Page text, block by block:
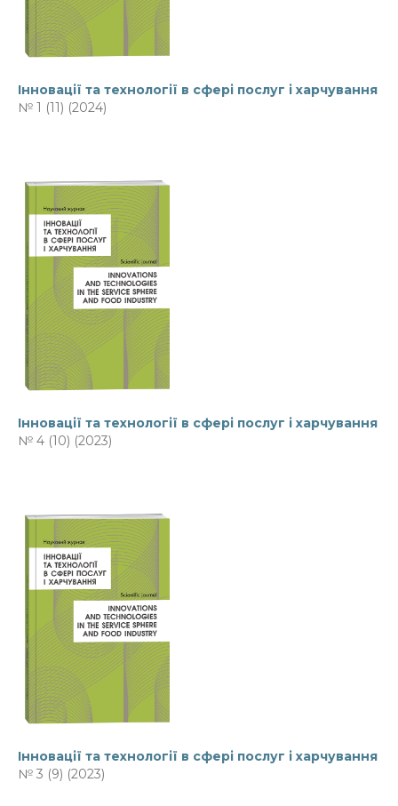
Інновації та технології в сфері послуг і харчування
№ 1 (11) (2024)
Інновації та технології в сфері послуг і харчування
№ 4 (10) (2023)
Інновації та технології в сфері послуг і харчування
№ 3 (9) (2023)